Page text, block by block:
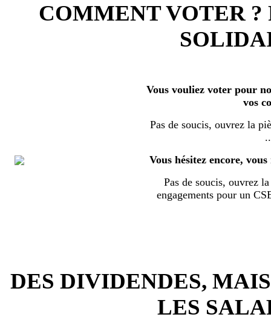
COMMENT VOTER ?
Vous vouliez voter pour
vos
Pas de soucis, ouvrez la
Vous hésitez encore,
Pas de soucis, ouvrez
engagements pour un
DES DIVIDENDES,
LES